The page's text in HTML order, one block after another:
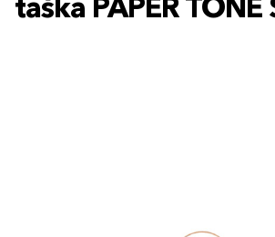
taška PAPER TONE